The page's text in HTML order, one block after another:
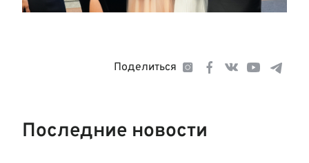
Поделиться
Последние новости